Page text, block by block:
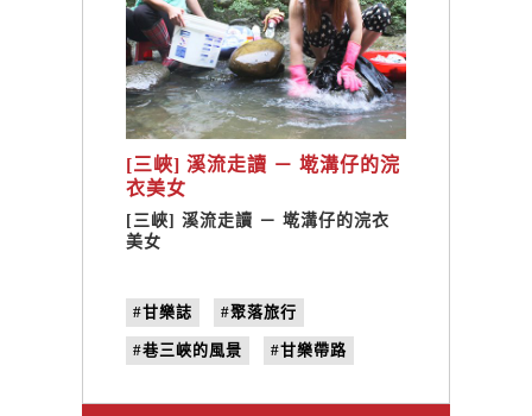
[三峽] 溪流走讀 － 墘溝仔的浣
衣美女
[三峽] 溪流走讀 － 墘溝仔的浣衣
美女
#甘樂誌 #聚落旅行
#巷三峽的風景 #甘樂帶路